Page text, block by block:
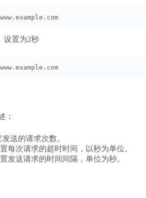
设置为2秒
：
发送的请求次数。
每次请求的超时时间，以秒为单位。
发送请求的时间间隔，单位为秒。